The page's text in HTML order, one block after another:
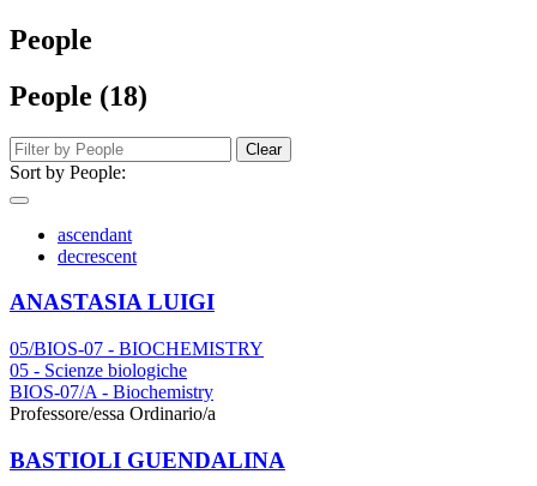
People
People (18)
Clear
Sort by People:
ascendant
decrescent
ANASTASIA LUIGI
05/BIOS-07 - BIOCHEMISTRY
05 - Scienze biologiche
BIOS-07/A - Biochemistry
Professore/essa Ordinario/a
BASTIOLI GUENDALINA